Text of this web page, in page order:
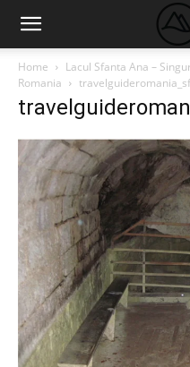
Home
Lacul Sfanta Ana –
Romania